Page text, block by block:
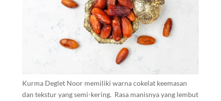
Kurma Deglet Noor memiliki warna cokelat keemasan
dan tekstur yang semi-kering. Rasa manisnya yang lembut